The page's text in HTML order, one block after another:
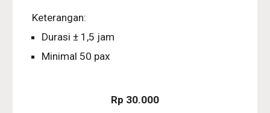
Keterangan:
Durasi ± 1,5 jam
Minimal 50 pax
Rp 30.000